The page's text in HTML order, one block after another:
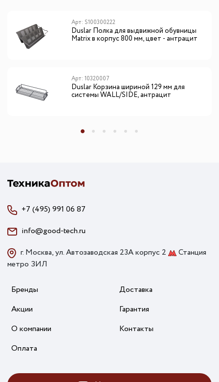
Арт: S100300222
Duslar Полка для выдвижной обувницы
Matrix в корпус 800 мм, цвет - антрацит
Арт: 10320007
Duslar Корзина шириной 129 мм для
системы WALL/SIDE, антрацит
+7 (495) 991 06 87
info@good-tech.ru
г. Москва, ул. Автозаводская 23А корпус 2
Станция
метро ЗИЛ
Бренды
Акции
О компании
Оплата
Доставка
Гарантия
Контакты